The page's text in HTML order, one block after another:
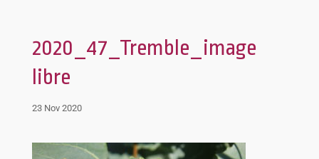
2020_47_Tremble_image
libre
23 Nov 2020